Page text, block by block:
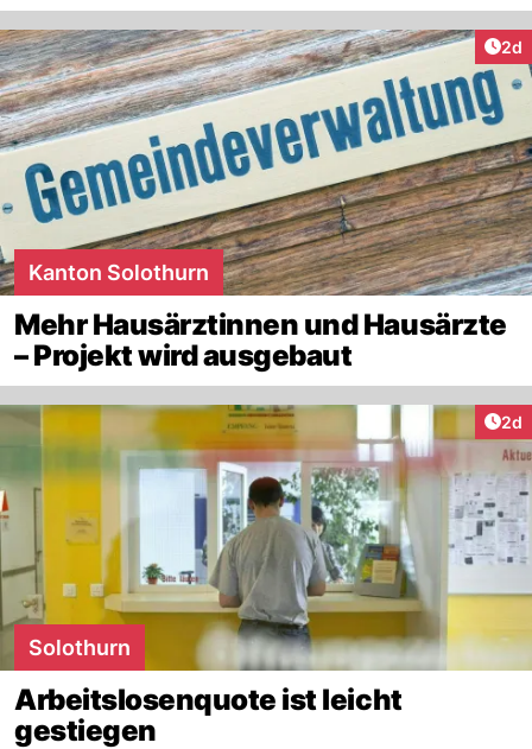
2d
Kanton Solothurn
Mehr Hausärztinnen und Hausärzte
– Projekt wird ausgebaut
2d
Solothurn
Arbeitslosenquote ist leicht
gestiegen